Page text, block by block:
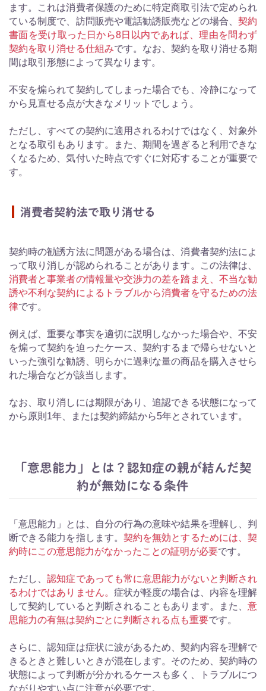
ます。これは消費者保護のために特定商取引法で定められ
ている制度で、訪問販売や電話勧誘販売などの場合、 契約
書面を受け取った日から8日以内であれば、理由を問わず
契約を取り消せる仕組みです。なお、契約を取り消せる期
間は取引形態によって異なります。
不安を煽られて契約してしまった場合でも、冷静になって
から見直せる点が大きなメリットでしょう。
ただし、すべての契約に適用されるわけではなく、対象外
となる取引もあります。また、期間を過ぎると利用できな
くなるため、気付いた時点ですぐに対応することが重要で
す。
消費者契約法で取り消せる
契約時の勧誘方法に問題がある場合は、消費者契約法によ
って取り消しが認められることがあります。この法律は、
消費者と事業者の情報量や交渉力の差を踏まえ、不当な勧
誘や不利な契約によるトラブルから消費者を守るための法
律です。
例えば、重要な事実を適切に説明しなかった場合や、不安
を煽って契約を迫ったケース、契約するまで帰らせないと
いった強引な勧誘、明らかに過剰な量の商品を購入させら
れた場合などが該当します。
なお、取り消しには期限があり、追認できる状態になって
から原則1年、または契約締結から5年とされています。
「意思能力」とは？認知症の親が結んだ契
約が無効になる条件
「意思能力」とは、自分の行為の意味や結果を理解し、判
断できる能力を指します。 契約を無効とするためには、契
約時にこの意思能力がなかったことの証明が必要です。
ただし、認知症であっても常に意思能力がないと判断され
るわけではありません。 症状が軽度の場合は、内容を理解
して契約していると判断されることもあります。また、 意
思能力の有無は契約ごとに判断される点も重要です。
さらに、認知症は症状に波があるため、契約内容を理解で
きるときと難しいときが混在します。そのため、契約時の
状態によって判断が分かれるケースも多く、トラブルにつ
ながりやすい点に注意が必要です。